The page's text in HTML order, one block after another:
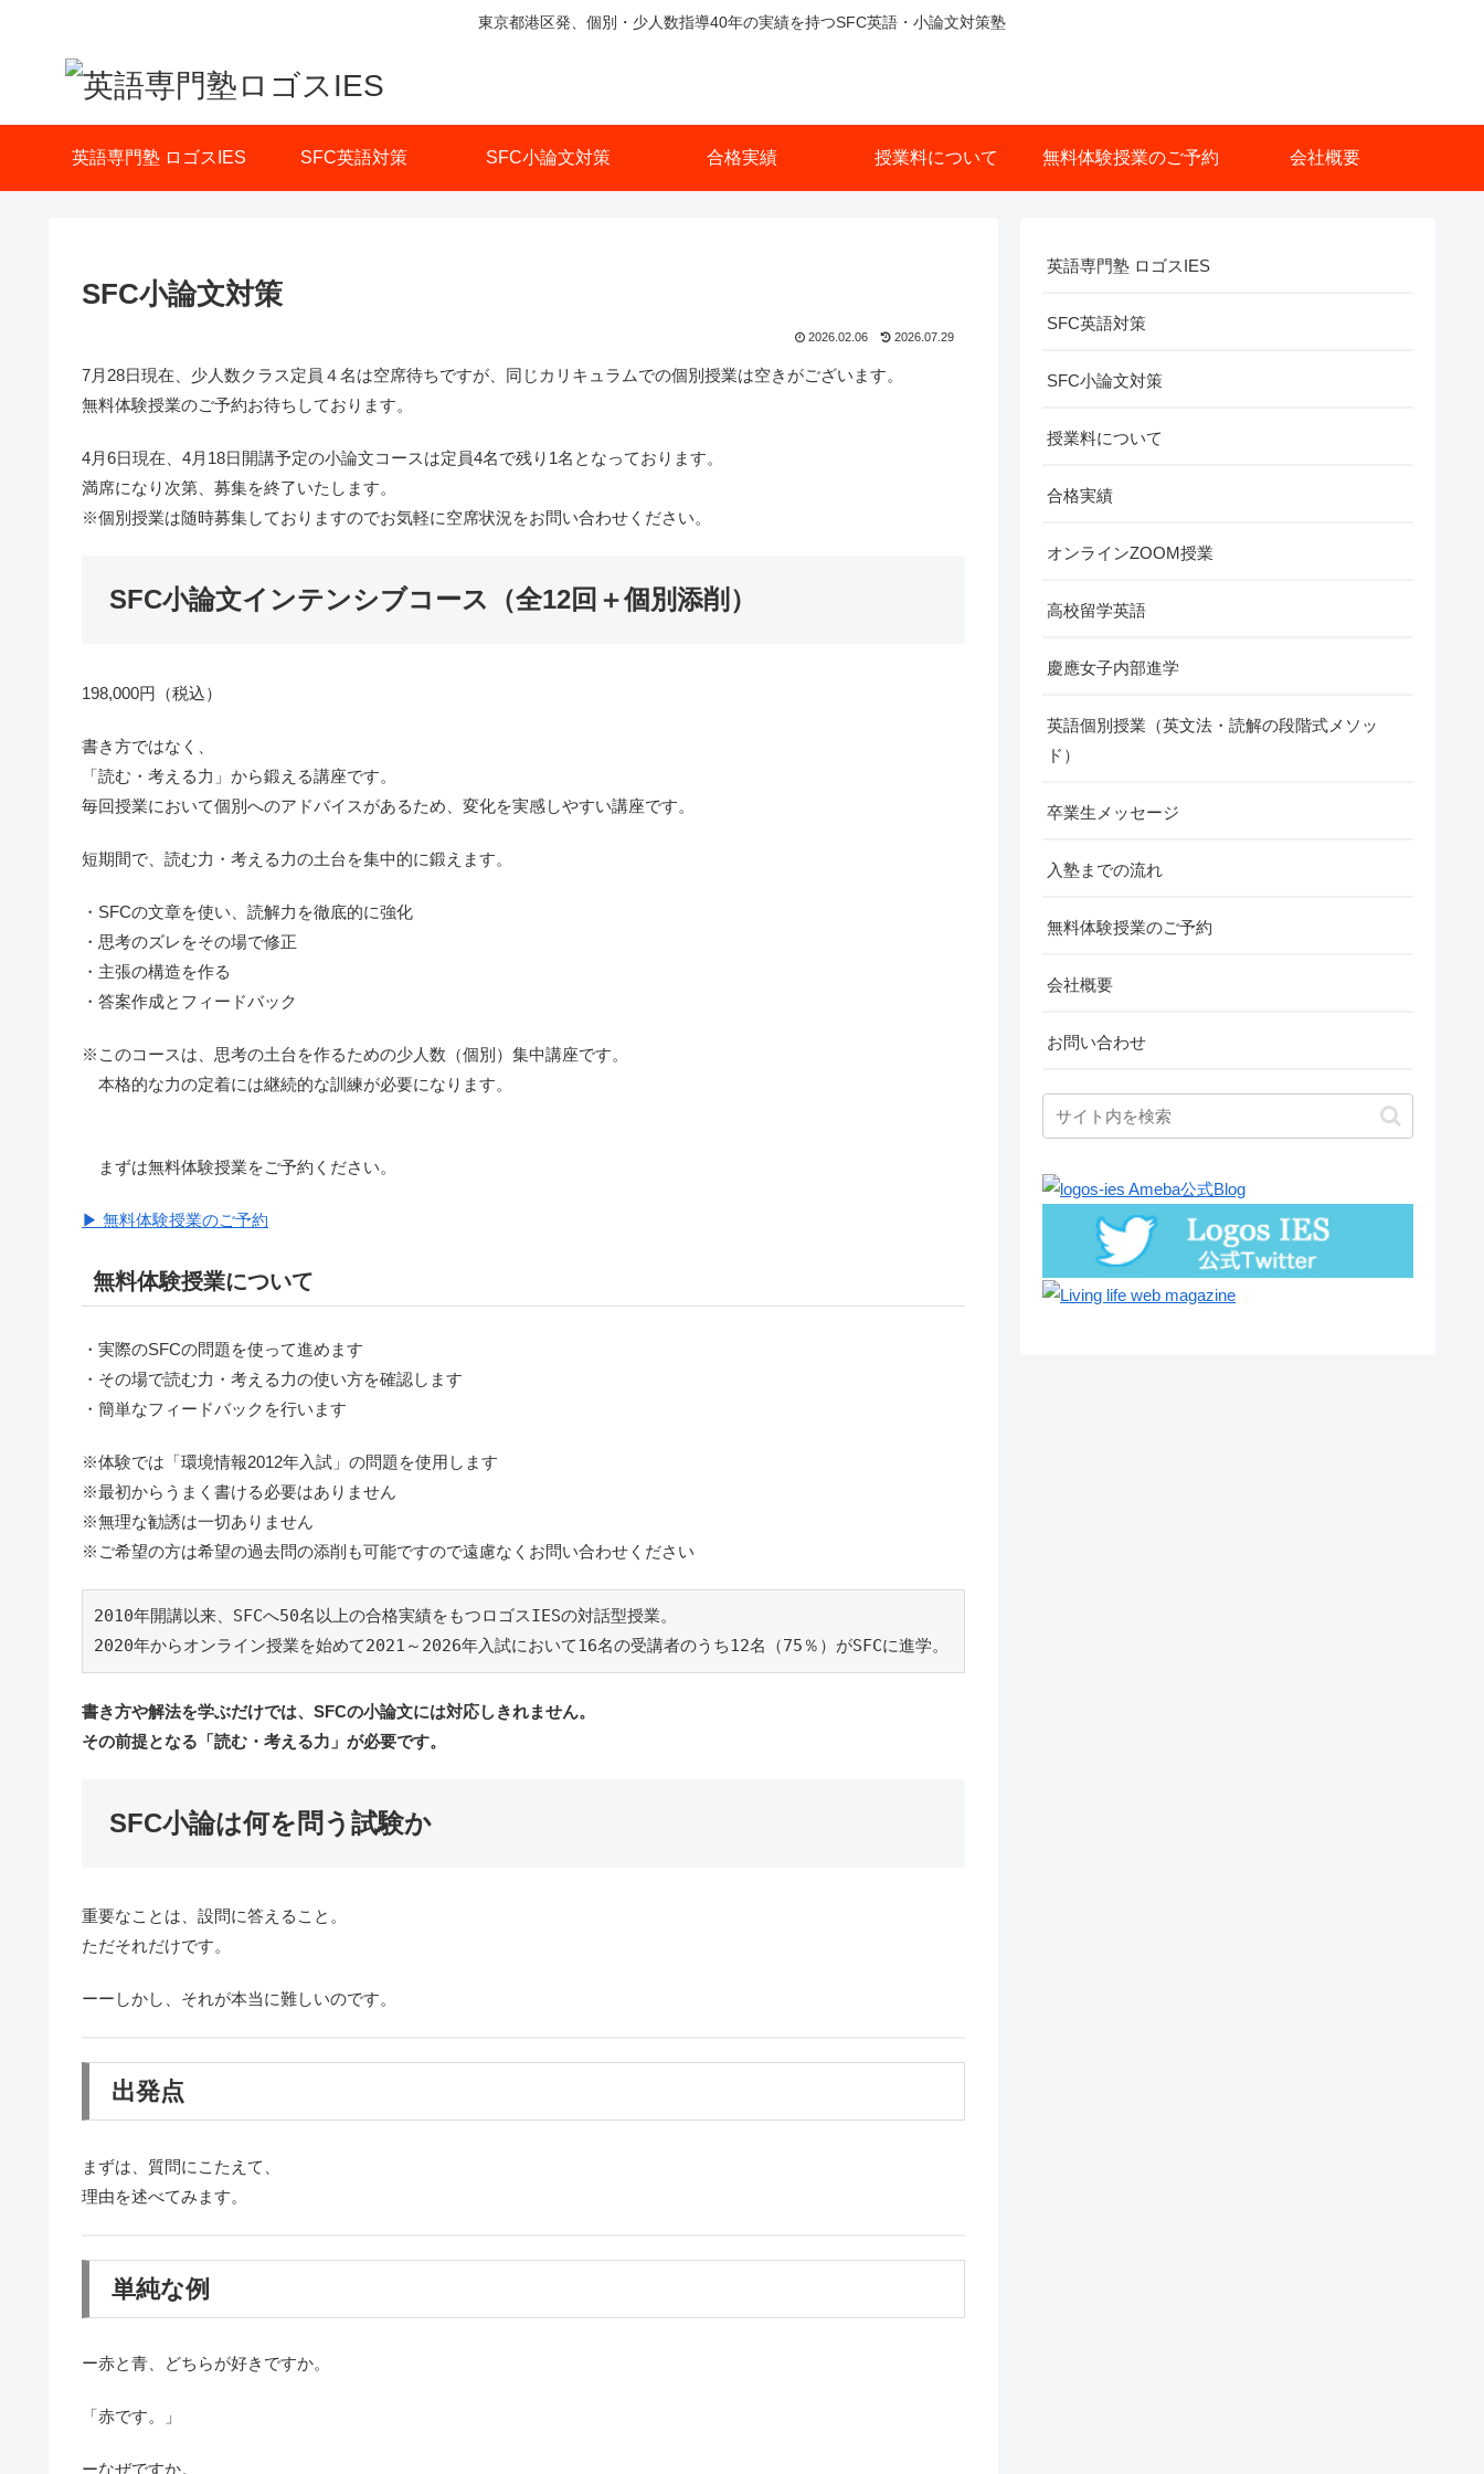
東京都港区発、個別・少人数指導40年の実績を持つSFC英語・小論文対策塾
英語専門塾 ロゴスIES SFC英語対策 SFC小論文対策 合格実績 授業料について 無料体験授業のご予約 会社概要
SFC小論文対策
2026.02.06 2026.07.29
7月28日現在、少人数クラス定員４名は空席待ちですが、同じカリキュラムでの個別授業は空きがございます。
無料体験授業のご予約お待ちしております。
4月6日現在、4月18日開講予定の小論文コースは定員4名で残り1名となっております。
満席になり次第、募集を終了いたします。
※個別授業は随時募集しておりますのでお気軽に空席状況をお問い合わせください。
SFC小論文インテンシブコース（全12回＋個別添削）
198,000円（税込）
書き方ではなく、
「読む・考える力」から鍛える講座です。
毎回授業において個別へのアドバイスがあるため、変化を実感しやすい講座です。
短期間で、読む力・考える力の土台を集中的に鍛えます。
・SFCの文章を使い、読解力を徹底的に強化
・思考のズレをその場で修正
・主張の構造を作る
・答案作成とフィードバック
※このコースは、思考の土台を作るための少人数（個別）集中講座です。
本格的な力の定着には継続的な訓練が必要になります。
まずは無料体験授業をご予約ください。
▶ 無料体験授業のご予約
無料体験授業について
・実際のSFCの問題を使って進めます
・その場で読む力・考える力の使い方を確認します
・簡単なフィードバックを行います
※体験では「環境情報2012年入試」の問題を使用します
※最初からうまく書ける必要はありません
※無理な勧誘は一切ありません
※ご希望の方は希望の過去問の添削も可能ですので遠慮なくお問い合わせください
2010年開講以来、SFCへ50名以上の合格実績をもつロゴスIESの対話型授業。
2020年からオンライン授業を始めて2021～2026年入試において16名の受講者のうち12名（75％）がSFCに進学。
書き方や解法を学ぶだけでは、SFCの小論文には対応しきれません。
その前提となる「読む・考える力」が必要です。
SFC小論は何を問う試験か
重要なことは、設問に答えること。
ただそれだけです。
ーーしかし、それが本当に難しいのです。
出発点
まずは、質問にこたえて、
理由を述べてみます。
単純な例
ー赤と青、どちらが好きですか。
「赤です。」
ーなぜですか。
英語専門塾 ロゴスIES
SFC英語対策
SFC小論文対策
授業料について
合格実績
オンラインZOOM授業
高校留学英語
慶應女子内部進学
英語個別授業（英文法・読解の段階式メソッ
ド）
卒業生メッセージ
入塾までの流れ
無料体験授業のご予約
会社概要
お問い合わせ